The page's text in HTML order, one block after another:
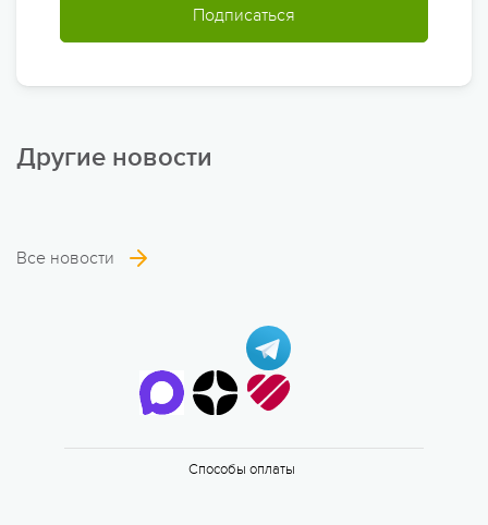
Подписаться
Другие новости
Все новости
Способы оплаты